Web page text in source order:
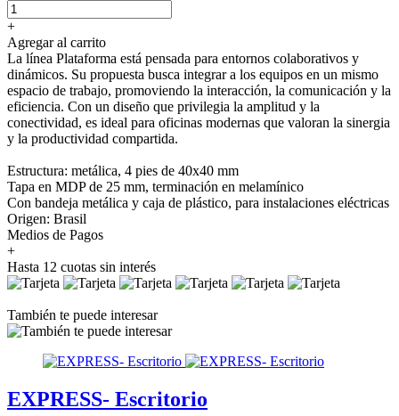
+
Agregar al carrito
La línea Plataforma está pensada para entornos colaborativos y
dinámicos. Su propuesta busca integrar a los equipos en un mismo
espacio de trabajo, promoviendo la interacción, la comunicación y la
eficiencia. Con un diseño que privilegia la amplitud y la
conectividad, es ideal para oficinas modernas que valoran la sinergia
y la productividad compartida.
Estructura: metálica, 4 pies de 40x40 mm
Tapa en MDP de 25 mm, terminación en melamínico
Con bandeja metálica y caja de plástico, para instalaciones eléctricas
Origen: Brasil
Medios de Pagos
+
Hasta 12 cuotas sin interés
También te puede interesar
EXPRESS- Escritorio